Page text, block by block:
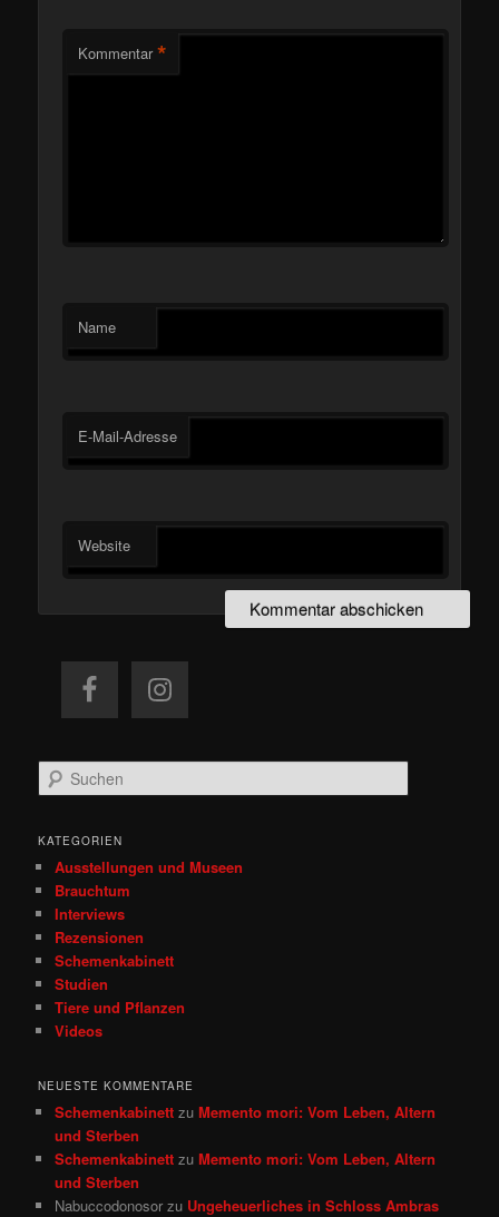
Kommentar *
Name
E-Mail-Adresse
Website
u
h
KATEGORIEN
Ausstellungen und Museen
Brauchtum
Interviews
Rezensionen
Schemenkabinett
Studien
Tiere und Pflanzen
Videos
NEUESTE KOMMENTARE
Schemenkabinett zuMemento mori: Vom Leben, Altern
und Sterben
Schemenkabinett zuMemento mori: Vom Leben, Altern
und Sterben
Nabuccodonosor zu Ungeheuerliches in Schloss Ambras